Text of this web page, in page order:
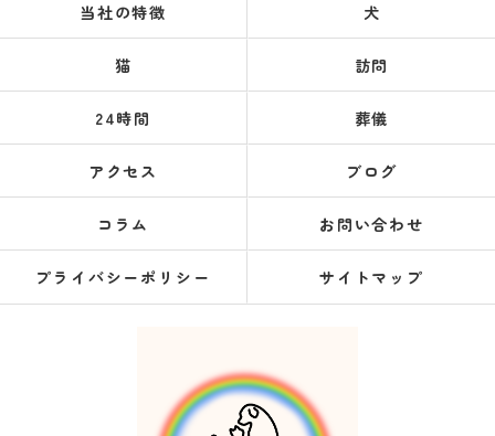
当社の特徴 犬
猫 訪問
24時間 葬儀
アクセス ブログ
コラム お問い合わせ
プライバシーポリシー サイトマップ